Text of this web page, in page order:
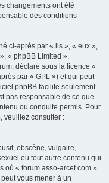
changements ont été
des conditions
ci-après par « ils », « eux »,
« phpBB Limited »,
déclaré sous la licence «
par « GPL ») et qui peut
phpBB facilite seulement
pas responsable de ce que
ou conduite permis. Pour
veuillez consulter :
obscène, vulgaire,
ou tout autre contenu qui
où « forum.asso-arcet.com »
vous mener à un